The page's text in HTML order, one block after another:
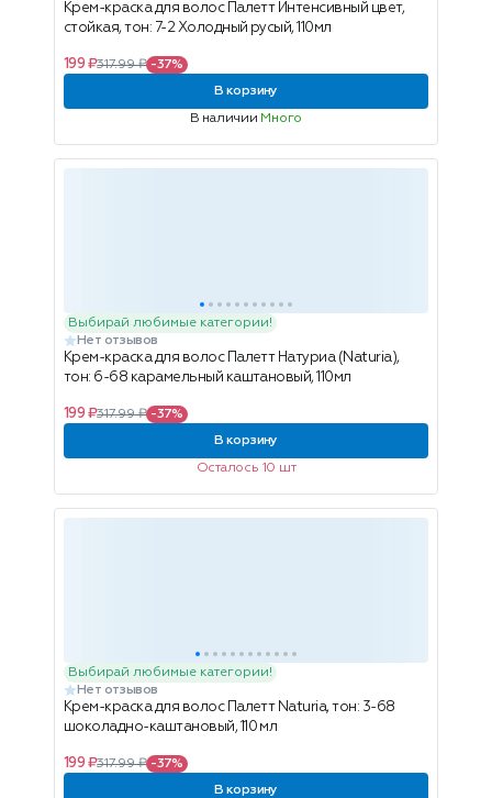
Крем-краска для волос Палетт Интенсивный цвет,
стойкая, тон: 7-2 Холодный русый, 110мл
199 ₽317.99 ₽ -37%
В корзину
В наличии Много
Выбирай любимые категории!
Нет отзывов
Крем-краска для волос Палетт Натуриа (Naturia),
тон: 6-68 карамельный каштановый, 110мл
199 ₽317.99 ₽ -37%
В корзину
Осталось 10 шт
Выбирай любимые категории!
Нет отзывов
Крем-краска для волос Палетт Naturia, тон: 3-68
шоколадно-каштановый, 110 мл
199 ₽317.99 ₽ -37%
В корзину